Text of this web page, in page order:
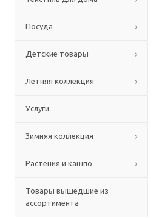
Посуда
Детские товары
Летняя коллекция
Услуги
Зимняя коллекция
Растения и кашпо
Товары вышедшие из
ассортимента